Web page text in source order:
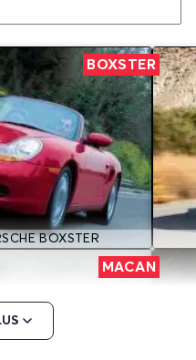
BOXSTER
BOXSTER
MACAN